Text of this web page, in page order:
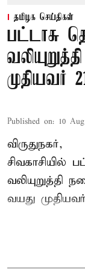
தமிழக செய்திகள்
பட்டாசு
முதியவர்
Published on: 10
விருதுநகர்,
சிவகாசியில்
வலியுறுத்தி
வயது